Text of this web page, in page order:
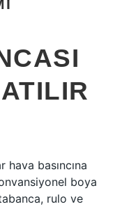
basıncına
boya
rulo ve